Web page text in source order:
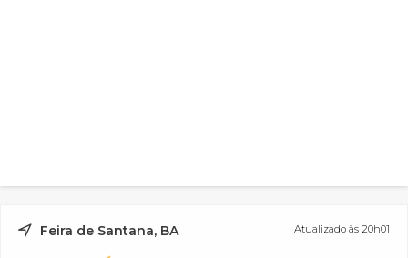
Feira de Santana, BA Atualizado às 20h01